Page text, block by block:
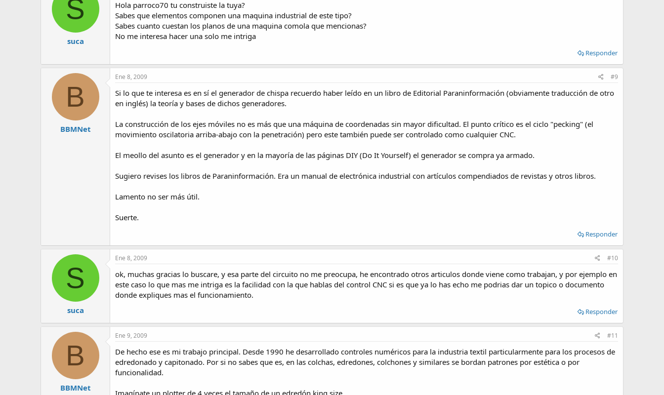
S
suca
Hola parroco70 tu construiste la tuya?
Sabes que elementos componen una maquina industrial de este tipo?
Sabes cuanto cuestan los planos de una maquina comola que mencionas?
No me interesa hacer una solo me intriga
Responder
B
BBMNet
Ene 8, 2009 #9
Si lo que te interesa es en sí el generador de chispa recuerdo haber leído en un libro de Editorial Paraninformación (obviamente traducción de otro
en inglés) la teoría y bases de dichos generadores.
La construcción de los ejes móviles no es más que una máquina de coordenadas sin mayor dificultad. El punto crítico es el ciclo "pecking" (el
movimiento oscilatoria arriba-abajo con la penetración) pero este también puede ser controlado como cualquier CNC.
El meollo del asunto es el generador y en la mayoría de las páginas DIY (Do It Yourself) el generador se compra ya armado.
Sugiero revises los libros de Paraninformación. Era un manual de electrónica industrial con artículos compendiados de revistas y otros libros.
Lamento no ser más útil.
Suerte.
Responder
S
suca
Ene 8, 2009 #10
ok, muchas gracias lo buscare, y esa parte del circuito no me preocupa, he encontrado otros articulos donde viene como trabajan, y por ejemplo en
este caso lo que mas me intriga es la facilidad con la que hablas del control CNC si es que ya lo has echo me podrias dar un topico o documento
donde expliques mas el funcionamiento.
Responder
B
BBMNet
Ene 9, 2009 #11
De hecho ese es mi trabajo principal. Desde 1990 he desarrollado controles numéricos para la industria textil particularmente para los procesos de
edredonado y capitonado. Por si no sabes que es, en las colchas, edredones, colchones y similares se bordan patrones por estética o por
funcionalidad.
Imagínate un plotter de 4 veces el tamaño de un edredón king size.